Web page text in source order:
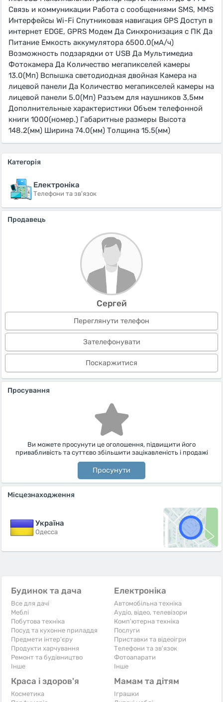
Связь и коммуникации Работа с сообщениями SMS, MMS
Интерфейсы Wi-Fi Спутниковая навигация GPS Доступ в
интернет EDGE, GPRS Модем Да Синхронизация с ПК Да
Питание Емкость аккумулятора 6500.0(мА/ч)
Возможность подзарядки от USB Да Мультимедиа
Фотокамера Да Количество мегапикселей камеры
13.0(Мп) Вспышка светодиодная двойная Камера на
лицевой панели Да Количество мегапикселей камеры на
лицевой панели 5.0(Мп) Разъем для наушников 3,5мм
Дополнительные характеристики Объем телефонной
книги 1000(номер.) Габаритные размеры Высота
148.2(мм) Ширина 74.0(мм) Толщина 15.5(мм)
Категорія
Електроніка
Телефони та зв'язок
Продавець
Сергей
Переглянути телефон
Зателефонувати
Поскаржитися
Просування
Ви можете просунути це оголошення, підвищити його
привабливість та суттєво збільшити зацікавленість і продажі
Просунути
Місцезнаходження
Україна
Одесса
Будинок та дача
Все для дачі
Меблі
Побутова техніка
Посуд та кухонне приладдя
Предмети інтер'єру
Продукти харчування
Ремонт та будівництво
Iнше
Електроніка
Автомобільна техніка
Аудіо, відео, телевізори
Комп'ютерна техніка
Послуги
Приставки та відеоігри
Телефони та зв'язок
Фотоапарати
Iнше
Краса і здоров'я
Косметика
Мамам та дітям
Іграшки